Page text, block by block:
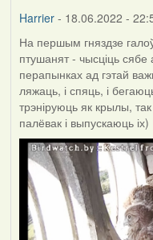
Harrier- 18.06.2022 -
На першым гняздзе
птушанят - чысціць сябе
перапынках ад гэтай
ляжаць, і спяць, і
трэніруюць як крылы,
палёвак і выпускаюць іх)